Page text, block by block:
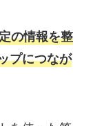
の情報を整
プにつなが